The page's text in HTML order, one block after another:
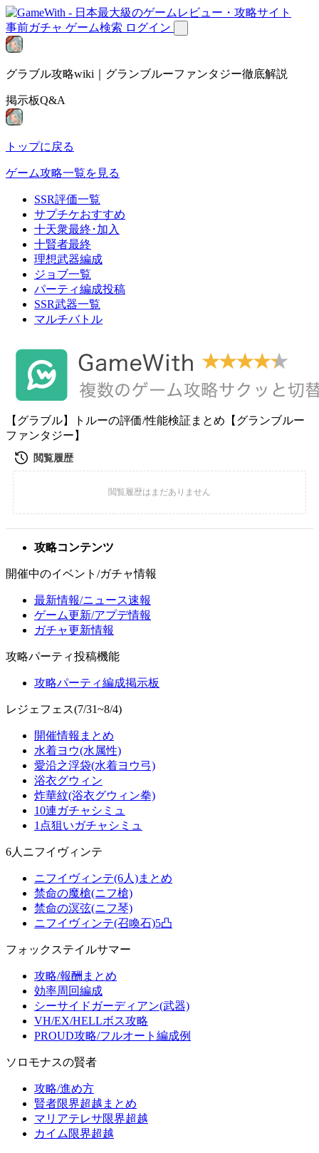
事前ガチャ ゲーム検索 ログイン
グラブル攻略wiki｜グランブルーファンタジー徹底解説
掲示板Q&A
トップに戻る
ゲーム攻略一覧を見る
SSR評価一覧
サプチケおすすめ
十天衆最終･加入
十賢者最終
理想武器編成
ジョブ一覧
パーティ編成投稿
SSR武器一覧
マルチバトル
【グラブル】トルーの評価/性能検証まとめ【グランブルー
ファンタジー】
攻略コンテンツ
開催中のイベント/ガチャ情報
最新情報/ニュース速報
ゲーム更新/アプデ情報
ガチャ更新情報
攻略パーティ投稿機能
攻略パーティ編成掲示板
レジェフェス(7/31~8/4)
開催情報まとめ
水着ヨウ(水属性)
愛沿之浮袋(水着ヨウ弓)
浴衣グウィン
炸華紋(浴衣グウィン拳)
10連ガチャシミュ
1点狙いガチャシミュ
6人ニフイヴィンテ
ニフイヴィンテ(6人)まとめ
禁命の魔槍(ニフ槍)
禁命の溟弦(ニフ琴)
ニフイヴィンテ(召喚石)5凸
フォックステイルサマー
攻略/報酬まとめ
効率周回編成
シーサイドガーディアン(武器)
VH/EX/HELLボス攻略
PROUD攻略/フルオート編成例
ソロモナスの賢者
攻略/進め方
賢者限界超越まとめ
マリアテレサ限界超越
カイム限界超越